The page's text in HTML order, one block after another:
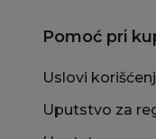
Pomoć pri
Uslovi
Uputstvo za